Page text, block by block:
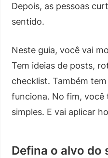
Depois, as pessoas
sentido.
Neste guia, você vai
Tem ideias de posts,
checklist. Também
funciona. No fim, você
simples. E vai aplicar
Defina o alvo do